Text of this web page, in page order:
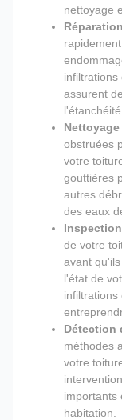
nettoyage
assurent
obstruées
votre
gouttières
autres
des eaux
de votre
avant
l'état de
infiltrations
Détection
méthodes
votre
importants
habitation.